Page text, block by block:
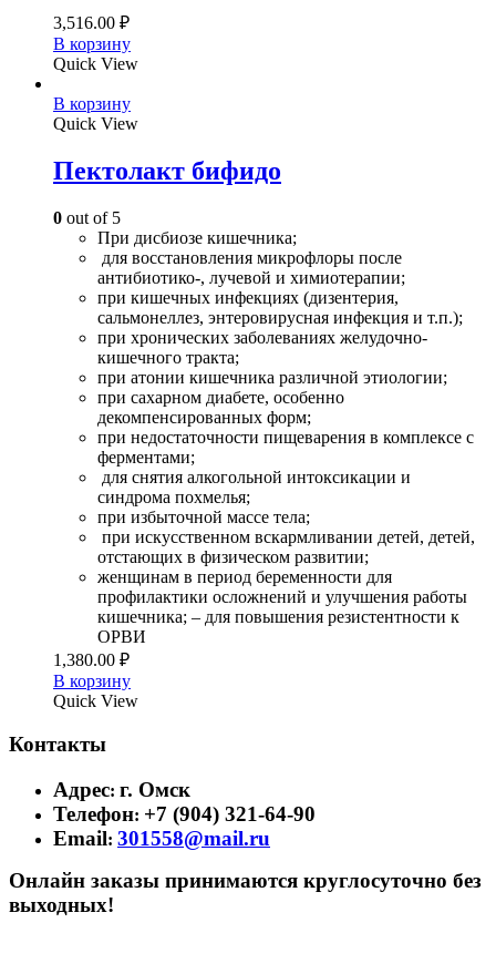
3,516.00 ₽
В корзину
Quick View
В корзину
Quick View
Пектолакт бифидо
0 out of 5
При дисбиозе кишечника;
для восстановления микрофлоры после
антибиотико-, лучевой и химиотерапии;
при кишечных инфекциях (дизентерия,
сальмонеллез, энтеровирусная инфекция и т.п.);
при хронических заболеваниях желудочно-
кишечного тракта;
при атонии кишечника различной этиологии;
при сахарном диабете, особенно
декомпенсированных форм;
при недостаточности пищеварения в комплексе с
ферментами;
для снятия алкогольной интоксикации и
синдрома похмелья;
при избыточной массе тела;
при искусственном вскармливании детей, детей,
отстающих в физическом развитии;
женщинам в период беременности для
профилактики осложнений и улучшения работы
кишечника; – для повышения резистентности к
ОРВИ
1,380.00 ₽
В корзину
Quick View
Контакты
Адрес: г. Омск
Телефон: +7 (904) 321-64-90
Email: 301558@mail.ru
Онлайн заказы принимаются круглосуточно без
выходных!